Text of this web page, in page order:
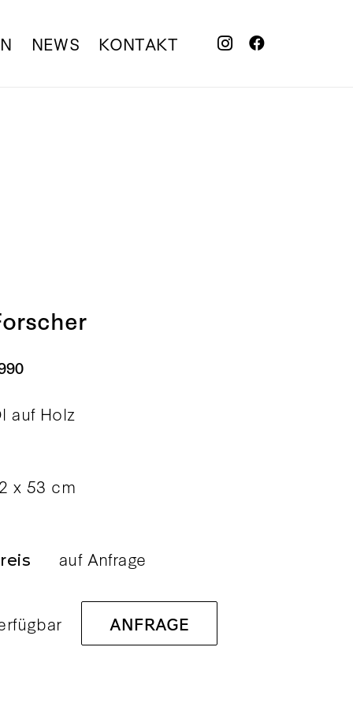
NEWS KONTAKT
auf Holz
x 53 cm
auf Anfrage
ANFRAGE